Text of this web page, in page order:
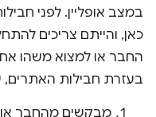
כאן, והייתם צריכים
החבר או למצוא משהו
בעזרת חבילות האתרים,
מבקשים מהחבר